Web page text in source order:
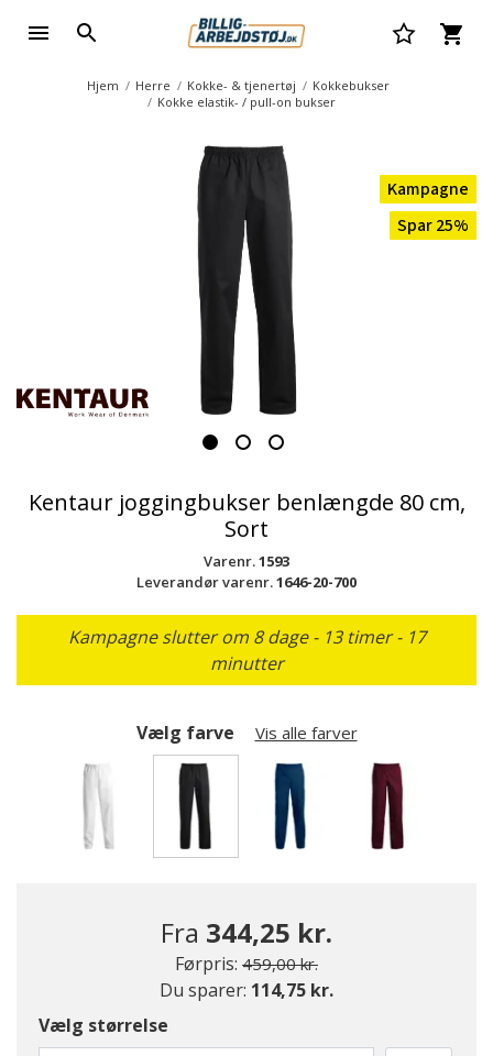
Hjem Herre Kokke- & tjenertøj
Kokkebukser
Kokke elastik- / pull-on bukser
Kampagne
Spar 25%
Kentaur joggingbukser benlængde 80 cm,
Sort
Varenr.1593
Leverandør varenr.1646-20-700
Kampagne slutter om 8 dage - 13 timer - 17
minutter
Vælg farve Vis alle farver
Fra 344,25 kr.
Førpris: Pris nedsat fra
459,00 kr.til
Du sparer: 114,75 kr.
Vælg størrelse